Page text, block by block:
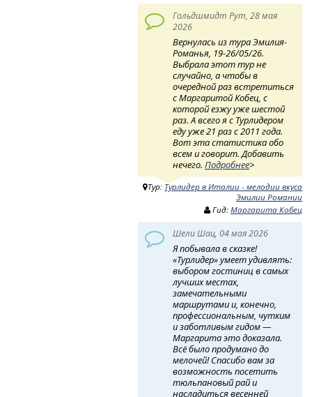
Гольдшмидт Рут, 28 мая
2026
Вернулась из тура Эмилия-
Романья, 19-26/05/26.
Выбрала этот тур не
случайно, а чтобы в
очередной раз встретиться
с Маргаритой Кобец, с
которой езжу уже шестой
раз. А всего я с Турлидером
еду уже 21 раз с 2011 года.
Вот эта статистика обо
всем и говорит. Добавить
нечего.Подробнее>
Тур: Турлидер в Италии - мелодии вкуса
Эмилии Романии
Гид:Маргарита Кобец
Шели Шац, 04 мая 2026
Я побывала в сказке!
«Турлидер» умеет удивлять:
выбором гостиниц в самых
лучших местах,
замечательными
маршрутами и, конечно,
профессиональным, чутким
и заботливым гидом —
Маргарита это доказала.
Всё было продумано до
мелочей! Спасибо вам за
возможность посетить
тюльпановый рай и
насладиться весенней